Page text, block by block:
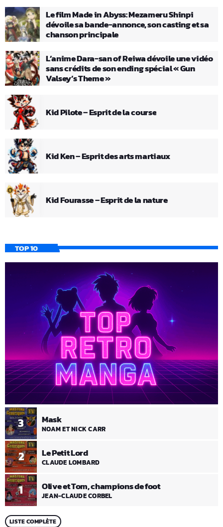
Le film Made in Abyss: Mezameru Shinpi
dévoile sa bande-annonce, son casting et sa
chanson principale
L’anime Dara-san of Reiwa dévoile une vidéo
sans crédits de son ending spécial « Gun
Valsey’s Theme »
Kid Pilote – Esprit de la course
Kid Ken – Esprit des arts martiaux
Kid Fourasse – Esprit de la nature
TOP 10
1 Olive et Tom, champions de foot
JEAN-CLAUDE CORBEL
2 Le Petit Lord
CLAUDE LOMBARD
3 Mask
NOAM ET NICK CARR
LISTE COMPLÈTE